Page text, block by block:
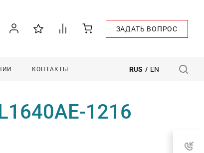
ЗАДАТЬ ВОПРОС
КОНТАКТЫ RUS / EN
1216